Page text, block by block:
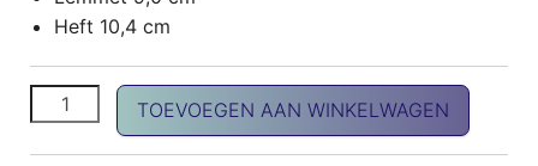
Heft 10,4 cm
SHUN Classic groentemes aantal
TOEVOEGEN AAN WINKELWAGEN